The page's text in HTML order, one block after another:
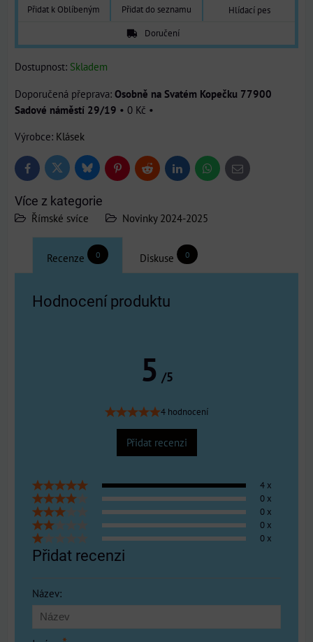
Přidat k Oblíbeným Přidat do seznamu
Hlídací pes
Doručení
Dostupnost: Skladem
Osobně na Svatém Kopečku 77900
Sadové náměstí 29/19 • 0 Kč •
Výrobce: Klásek
FacebookTwitter BlueskyPinterestReddit LinkedInWhatsApp
E-
mail
Více z kategorie
Římské svíce Novinky 2024-2025
Recenze 0 Diskuse 0
Hodnocení produktu
5 /5
4 hodnocení
Přidat recenzi
4 x
0 x
0 x
0 x
0 x
Přidat recenzi
Název: